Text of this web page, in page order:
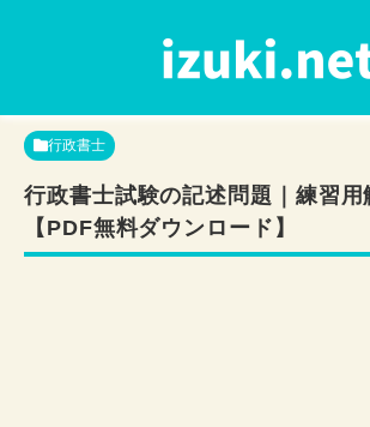
行政書士
行政書士試験の記述問題｜練習用
【PDF無料ダウンロード】